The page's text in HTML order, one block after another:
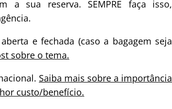
a sua reserva. SEMPRE faça isso,
e fechada (caso a bagagem seja
sobre o tema.
Saiba mais sobre a importância
custo/benefício.